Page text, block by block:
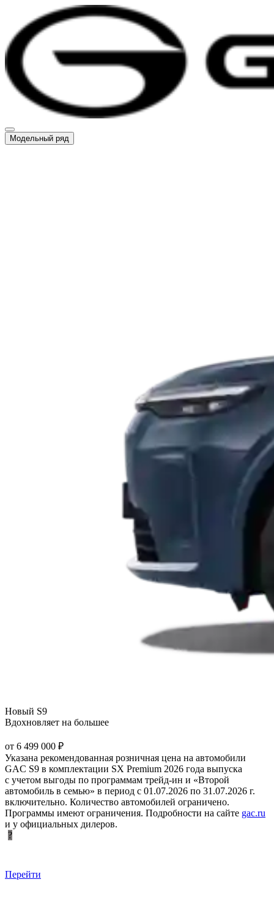
Модельный ряд
Новый S9
Вдохновляет на большее
от 6 499 000 ₽
Указана рекомендованная розничная цена на автомобили
GAC S9 в комплектации SX Premium 2026 года выпуска
с учетом выгоды по программам трейд-ин и «Второй
автомобиль в семью» в период с 01.07.2026 по 31.07.2026 г.
включительно. Количество автомобилей ограничено.
Программы имеют ограничения. Подробности на сайте gac.ru
и у официальных дилеров.
?
Перейти